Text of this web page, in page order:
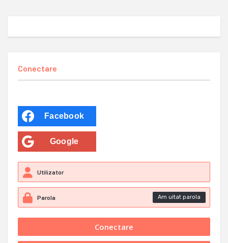
Conectare
Facebook
Google
Am uitat parola